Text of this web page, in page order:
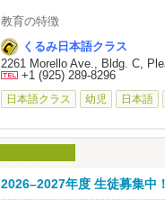
教育の特徴
・「読む・書く・聞く・話す
・少人数制・日本語のみの環境
・経験豊かな教師陣による丁
・個々のレベルに合わせた手作
クラス一覧
・個人クラス（AP対策・日本
・そろばん・暗算クラス（集
くるみ日本語クラス
2261 Morello Ave., Bldg. C,
+1 (925) 289-8296
日本語クラス 幼児 日本語
2026–2027年度 生徒募集中